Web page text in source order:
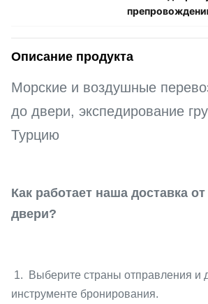
Описание продукта
Морские и воздушные
до двери, экспедирование
Турцию
Как работает наша доставка
двери?
1. Выберите страны отправления и
инструменте бронирования.